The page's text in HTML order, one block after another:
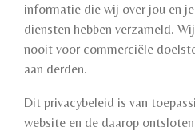
informatie die wij over jou en
diensten hebben verzameld.
nooit voor commerciële
aan derden.
Dit privacybeleid is van
website en de daarop